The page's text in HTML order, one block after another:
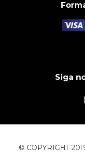
Siga
© COPYRIGHT